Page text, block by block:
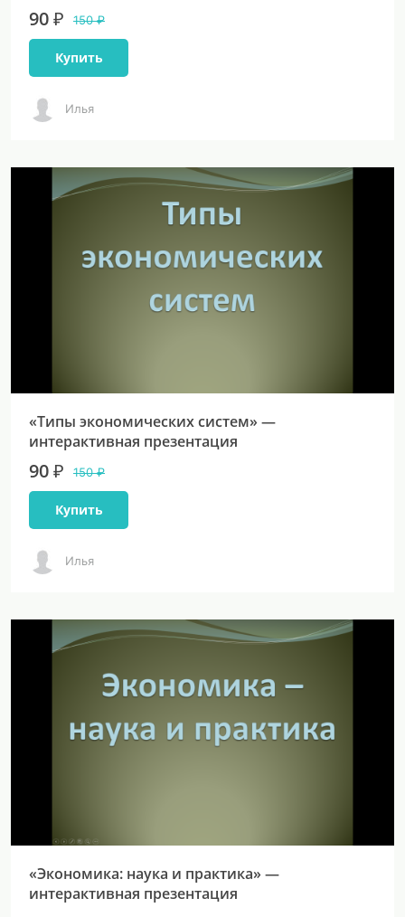
90 ₽ 150 ₽
Купить
Илья
«Типы экономических систем» —
интерактивная презентация
90 ₽ 150 ₽
Купить
Илья
«Экономика: наука и практика» —
интерактивная презентация